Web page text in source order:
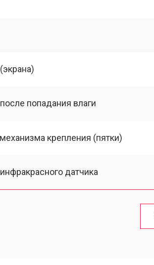
попадания влаги
крепления (пятки)
датчика